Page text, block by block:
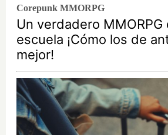
Corepunk MMORPG
Un verdadero MMORPG
escuela ¡Cómo los de
mejor!